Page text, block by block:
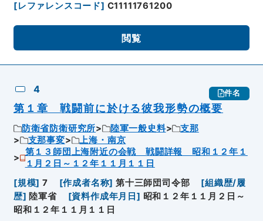
[レファレンスコード] C11111761200
閲覧
4 件名
第１章 戦闘前に於ける彼我形勢の概要
防衛省防衛研究所 陸軍一般史料
支那
支那事変
上海・南京
第１３師団上海附近の会戦 戦闘詳報 昭和１２年１
１月２日～１２年１１月１１日
[規模] 7 [作成者名称] 第十三師団司令部 [組織歴/履
歴] 陸軍省 [資料作成年月日] 昭和１２年１１月２日～
昭和１２年１１月１１日